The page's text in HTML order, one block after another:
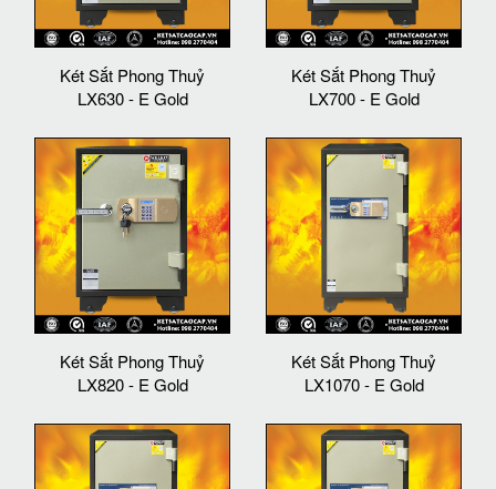
Két Sắt Phong Thuỷ
LX630 - E Gold
Két Sắt Phong Thuỷ
LX700 - E Gold
Két Sắt Phong Thuỷ
LX820 - E Gold
Két Sắt Phong Thuỷ
LX1070 - E Gold